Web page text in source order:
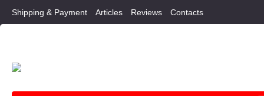
Shipping & Payment Articles Reviews Contacts